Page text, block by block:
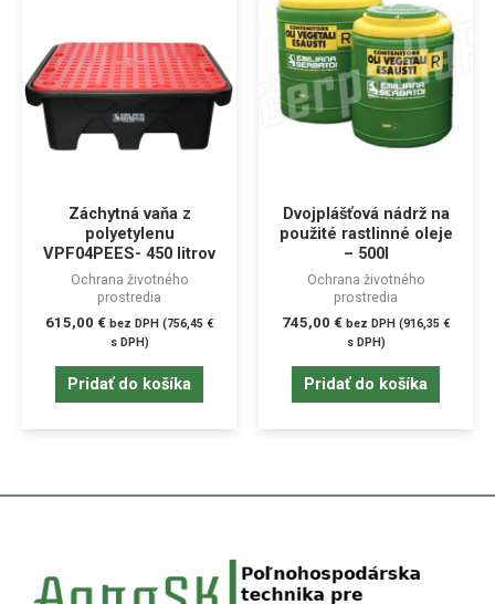
Záchytná vaňa z
polyetylenu
VPF04PEES- 450 litrov
Ochrana životného
prostredia
615,00 € bez DPH (756,45 €
s DPH)
Pridať do košíka
Dvojplášťová nádrž na
použité rastlinné oleje
– 500l
Ochrana životného
prostredia
745,00 € bez DPH (916,35 €
s DPH)
Pridať do košíka